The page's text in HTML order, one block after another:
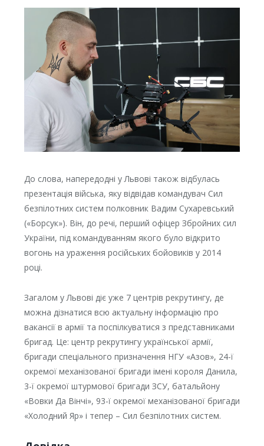
До слова, напередодні у Львові також відбулась
презентація війська, яку відвідав командувач Сил
безпілотних систем полковник Вадим Сухаревський
(«Борсук»). Він, до речі, перший офіцер Збройних сил
України, під командуванням якого було відкрито
вогонь на ураження російських бойовиків у 2014
році.
Загалом у Львові діє уже 7 центрів рекрутингу, де
можна дізнатися всю актуальну інформацію про
вакансії в армії та поспілкуватися з представниками
бригад. Це: центр рекрутингу української армії,
бригади спеціального призначення НГУ «Азов», 24-ї
окремої механізованої бригади імені короля Данила,
3-ї окремої штурмової бригади ЗСУ, батальйону
«Вовки Да Вінчі», 93-ї окремої механізованої бригади
«Холодний Яр» і тепер – Сил безпілотних систем.